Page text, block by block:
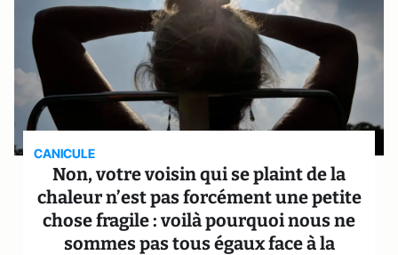
CANICULE
Non, votre voisin qui se plaint de la
chaleur n’est pas forcément une petite
chose fragile : voilà pourquoi nous ne
sommes pas tous égaux face à la